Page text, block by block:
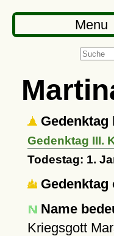
Menu
Gedenktag
Gedenktag III.
Todestag: 1.
Gedenktag
Name
Kriegsgott